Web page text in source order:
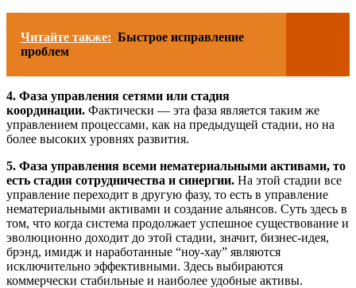
Читайте также: Быстрое исправление
проблем
4. Фаза управления сетями или стадия
координации. Фактически — эта фаза является таким же
управлением процессами, как на предыдущей стадии, но на
более высоких уровнях развития.
5. Фаза управления всеми нематериальными активами, то
есть стадия сотрудничества и синергии. На этой стадии все
управление переходит в другую фазу, то есть в управление
нематериальными активами и создание альянсов. Суть здесь в
том, что когда система продолжает успешное существование и
эволюционно доходит до этой стадии, значит, бизнес-идея,
брэнд, имидж и наработанные “ноу-хау” являются
исключительно эффективными. Здесь выбираются
коммерчески стабильные и наиболее удобные активы.